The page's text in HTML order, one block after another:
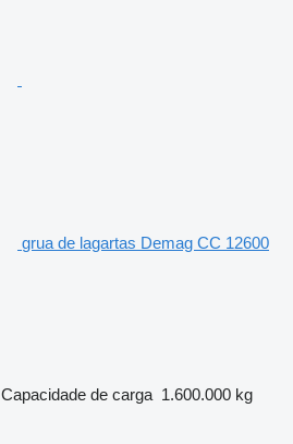
grua de lagartas Demag CC 12600
Capacidade de carga 1.600.000 kg